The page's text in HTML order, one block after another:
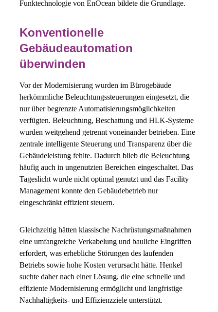
Funktechnologie von EnOcean bildete die Grundlage.
Konventionelle
Gebäudeautomation
überwinden
Vor der Modernisierung wurden im Bürogebäude
herkömmliche Beleuchtungssteuerungen eingesetzt, die
nur über begrenzte Automatisierungsmöglichkeiten
verfügten. Beleuchtung, Beschattung und HLK-Systeme
wurden weitgehend getrennt voneinander betrieben. Eine
zentrale intelligente Steuerung und Transparenz über die
Gebäudeleistung fehlte. Dadurch blieb die Beleuchtung
häufig auch in ungenutzten Bereichen eingeschaltet. Das
Tageslicht wurde nicht optimal genutzt und das Facility
Management konnte den Gebäudebetrieb nur
eingeschränkt effizient steuern.
Gleichzeitig hätten klassische Nachrüstungsmaßnahmen
eine umfangreiche Verkabelung und bauliche Eingriffen
erfordert, was erhebliche Störungen des laufenden
Betriebs sowie hohe Kosten verursacht hätte. Henkel
suchte daher nach einer Lösung, die eine schnelle und
effiziente Modernisierung ermöglicht und langfristige
Nachhaltigkeits- und Effizienzziele unterstützt.